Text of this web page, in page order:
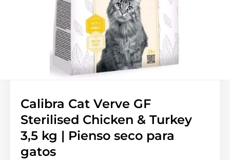
Calibra Cat Verve GF
Sterilised Chicken & Turkey
3,5 kg | Pienso seco para
gatos